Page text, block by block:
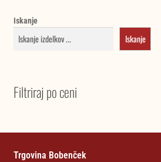
Iskanje
Iskanje
Filtriraj po ceni
Trgovina Bobenček